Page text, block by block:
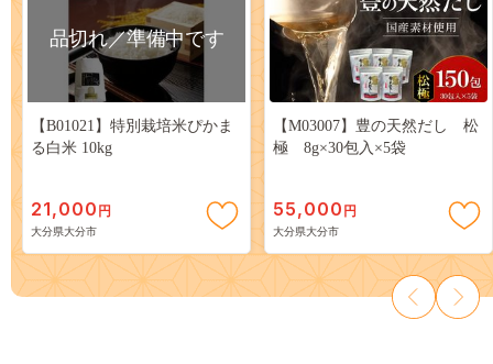
品切れ／準備中です
【B01021】特別栽培米ぴかま
る白米 10kg
21,000 円
大分県大分市
【M03007】豊の天然だし 松
極 8g×30包入×5袋
55,000 円
大分県大分市